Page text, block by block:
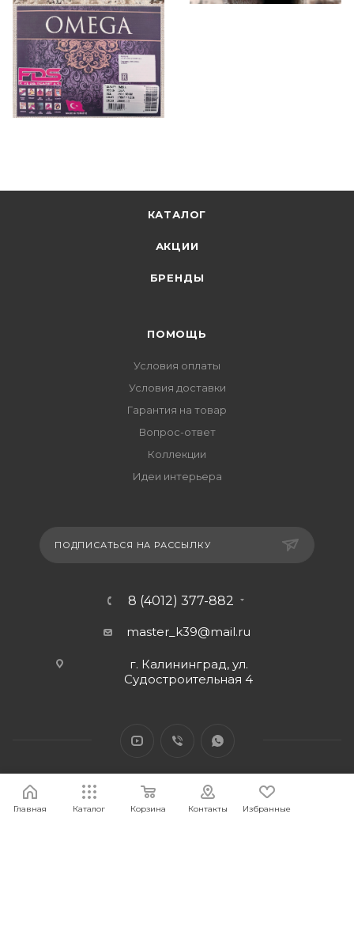
КАТАЛОГ
АКЦИИ
БРЕНДЫ
ПОМОЩЬ
Условия оплаты
Условия доставки
Гарантия на товар
Вопрос-ответ
Коллекции
Идеи интерьера
ПОДПИСАТЬСЯ НА РАССЫЛКУ
8 (4012) 377-882
master_k39@mail.ru
г. Калининград, ул.
Судостроительная 4
Главная Каталог Корзина Контакты Избранные